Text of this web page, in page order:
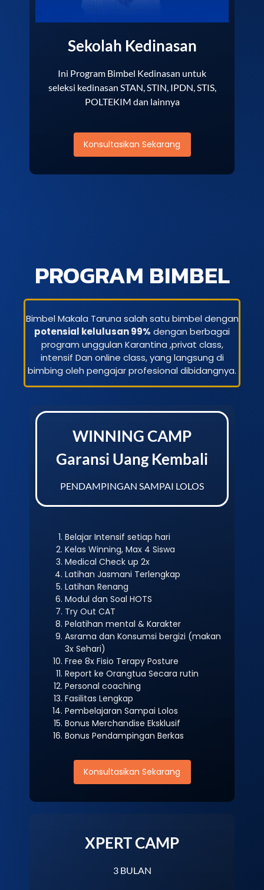
Sekolah Kedinasan
Ini Program Bimbel Kedinasan untuk
seleksi kedinasan STAN, STIN, IPDN, STIS,
POLTEKIM dan lainnya
Konsultasikan Sekarang
PROGRAM BIMBEL
Bimbel Makala Taruna salah satu bimbel dengan
potensial kelulusan 99% dengan berbagai
program unggulan Karantina ,privat class,
intensif Dan online class, yang langsung di
bimbing oleh pengajar profesional dibidangnya.
WINNING CAMP
Garansi Uang Kembali
PENDAMPINGAN SAMPAI LOLOS
Belajar Intensif setiap hari
Kelas Winning, Max 4 Siswa
Medical Check up 2x
Latihan Jasmani Terlengkap
Latihan Renang
Modul dan Soal HOTS
Try Out CAT
Pelatihan mental & Karakter
Asrama dan Konsumsi bergizi (makan
3x Sehari)
Free 8x Fisio Terapy Posture
Report ke Orangtua Secara rutin
Personal coaching
Fasilitas Lengkap
Pembelajaran Sampai Lolos
Bonus Merchandise Eksklusif
Bonus Pendampingan Berkas
Konsultasikan Sekarang
XPERT CAMP
3 BULAN